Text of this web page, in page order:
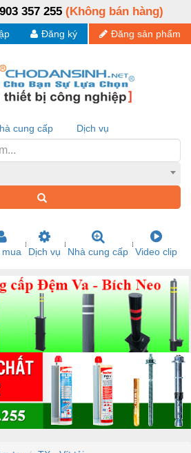
357 255 (Không bán hàng)
Đăng sản phẩm
Đăng ký
cung cấp Dịch vụ
Dịch vụ Nhà cung cấp Video clip